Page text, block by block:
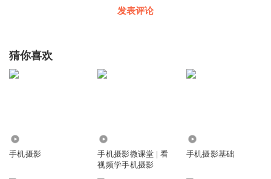
发表评论
猜你喜欢
手机摄影
手机摄影微课堂 | 看
视频学手机摄影
手机摄影基础